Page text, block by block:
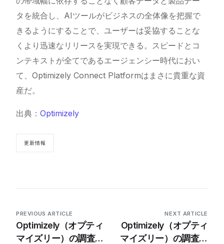
タを統合し、AIツールがビジネスの全体像を把握で
きるようにすることで、ユーザーは妥協することな
くより迅速なリリースを実現できる。スピードとコ
ンテキストが全てであるエージェンシー時代におい
て、Optimizely Connect Platformはまさに貴重な資
産だ。
出典：Optimizely
更新情報
PREVIOUS ARTICLE
Optimizely（オプティ
マイズリー）の調査
NEXT ARTICLE
Optimizely（オプティ
マイズリー）の調査で